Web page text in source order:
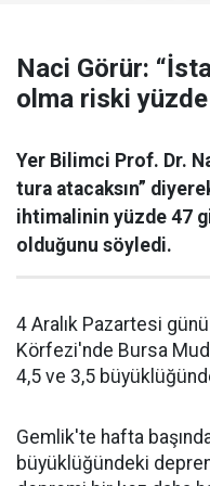
Naci Görür:
olma riski
Yer Bilimci Prof. Dr.
tura atacaksın”
ihtimalinin yüzde 47
olduğunu söyledi.
4 Aralık Pazartesi
Körfezi'nde Bursa
4,5 ve 3,5
Gemlik'te hafta
büyüklüğündeki